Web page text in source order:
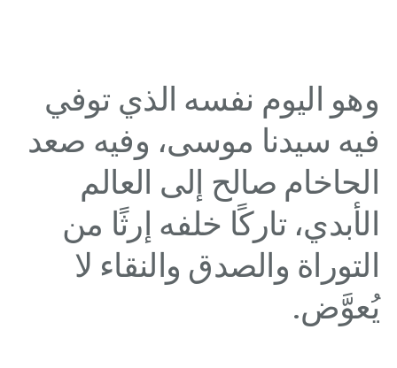
وهو اليوم نفسه الذي توفي
فيه سيدنا موسى، وفيه صعد
الحاخام صالح إلى العالم
الأبدي، تاركًا خلفه إرثًا من
التوراة والصدق والنقاء لا
يُعوَّض.